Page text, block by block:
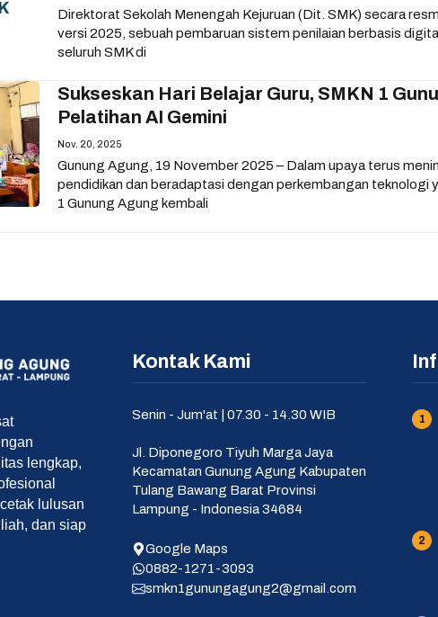
Direktorat Sekolah Menengah Kejuruan (Dit. SMK) secara
versi 2025, sebuah pembaruan sistem penilaian berbasis
seluruh SMK di
Sukseskan Hari Belajar Guru, SMKN 1
Pelatihan AI Gemini
Nov. 20, 2025
Gunung Agung, 19 November 2025 – Dalam upaya terus
pendidikan dan beradaptasi dengan perkembangan teknologi
1 Gunung Agung kembali
lengkap,
lulusan
dan siap
Kontak Kami
Senin - Jum'at | 07.30 - 14.30 WIB
Jl. Diponegoro Tiyuh Marga Jaya
Kecamatan Gunung Agung Kabupaten
Tulang Bawang Barat Provinsi
Lampung - Indonesia 34684
Google Maps
0882-1271-3093
smkn1gunungagung2@gmail.com